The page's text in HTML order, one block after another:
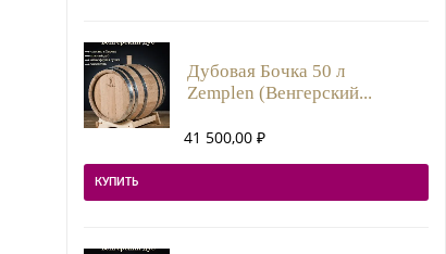
Дубовая Бочка 50 л
Zemplen (Венгерский...
41 500,00 ₽
КУПИТЬ